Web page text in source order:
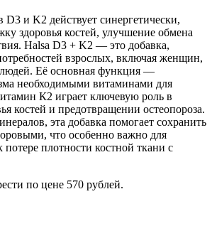
D3 и K2 действует синергетически,
здоровья костей, улучшение обмена
Halsa D3 + K2 — это добавка,
взрослых, включая женщин,
Её основная функция —
необходимыми витаминами для
К2 играет ключевую роль в
костей и предотвращении остеопороза.
эта добавка помогает сохранить
что особенно важно для
плотности костной ткани с
по цене 570 рублей.